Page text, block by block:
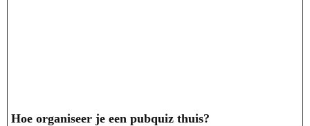
Hoe organiseer je een pubquiz thuis?